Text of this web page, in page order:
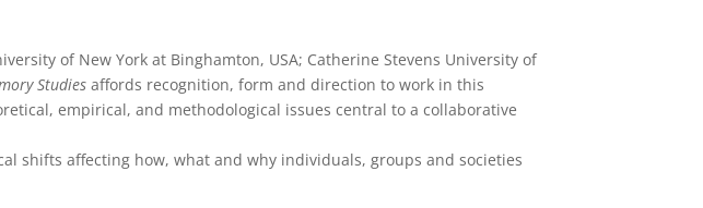
of New York at Binghamton, USA; Catherine Stevens University of
Studies affords recognition, form and direction to work in this
empirical, and methodological issues central to a collaborative
shifts affecting how, what and why individuals, groups and societies